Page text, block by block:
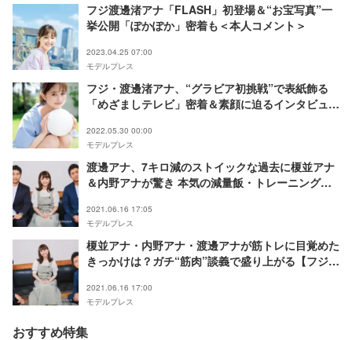
フジ渡邊渚アナ「FLASH」初登場＆“お宝写真”一
挙公開「ぽかぽか」密着も＜本人コメント＞
2023.04.25 07:00
モデルプレス
フジ・渡邊渚アナ、“グラビア初挑戦”で表紙飾る
「めざましテレビ」密着＆素顔に迫るインタビュー
2022.05.30 00:00
モデルプレス
渡邊アナ、7キロ減のストイックな過去に榎並アナ
＆内野アナが驚き 本気の減量飯・トレーニングか
デルプレス連載＜“素”っぴんトーク＞】
2021.06.16 17:05
モデルプレス
榎並アナ・内野アナ・渡邊アナが筋トレに目覚めた
きっかけは？ガチ“筋肉”談義で盛り上がる【フジテ
トーク＞】
2021.06.16 17:00
モデルプレス
おすすめ特集